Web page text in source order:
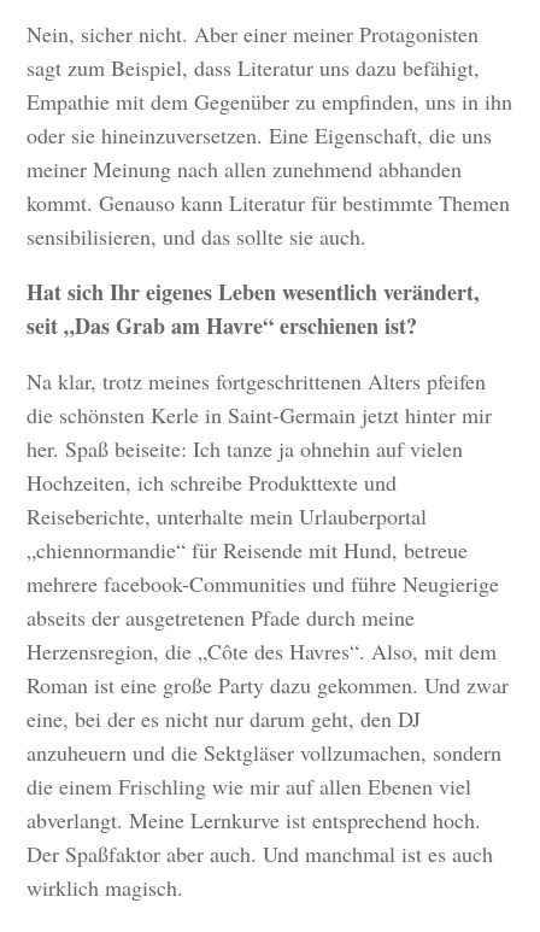
Nein, sicher nicht. Aber einer meiner Protagonisten
sagt zum Beispiel, dass Literatur uns dazu befähigt,
Empathie mit dem Gegenüber zu empfinden, uns in ihn
oder sie hineinzuversetzen. Eine Eigenschaft, die uns
meiner Meinung nach allen zunehmend abhanden
kommt. Genauso kann Literatur für bestimmte Themen
sensibilisieren, und das sollte sie auch.
Hat sich Ihr eigenes Leben wesentlich verändert,
seit „Das Grab am Havre“ erschienen ist?
Na klar, trotz meines fortgeschrittenen Alters pfeifen
die schönsten Kerle in Saint-Germain jetzt hinter mir
her. Spaß beiseite: Ich tanze ja ohnehin auf vielen
Hochzeiten, ich schreibe Produkttexte und
Reiseberichte, unterhalte mein Urlauberportal
„chiennormandie“ für Reisende mit Hund, betreue
mehrere facebook-Communities und führe Neugierige
abseits der ausgetretenen Pfade durch meine
Herzensregion, die „Côte des Havres“. Also, mit dem
Roman ist eine große Party dazu gekommen. Und zwar
eine, bei der es nicht nur darum geht, den DJ
anzuheuern und die Sektgläser vollzumachen, sondern
die einem Frischling wie mir auf allen Ebenen viel
abverlangt. Meine Lernkurve ist entsprechend hoch.
Der Spaßfaktor aber auch. Und manchmal ist es auch
wirklich magisch.